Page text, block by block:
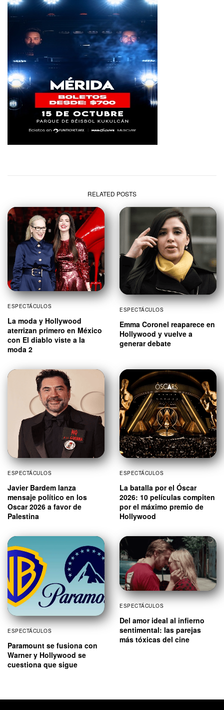
RELATED POSTS
ESPECTÁCULOS
La moda y Hollywood
aterrizan primero en México
con El diablo viste a la
moda 2
ESPECTÁCULOS
Emma Coronel reaparece en
Hollywood y vuelve a
generar debate
ESPECTÁCULOS
Javier Bardem lanza
mensaje político en los
Oscar 2026 a favor de
Palestina
ESPECTÁCULOS
La batalla por el Óscar
2026: 10 películas compiten
por el máximo premio de
Hollywood
ESPECTÁCULOS
Paramount se fusiona con
Warner y Hollywood se
cuestiona que sigue
ESPECTÁCULOS
Del amor ideal al infierno
sentimental: las parejas
más tóxicas del cine